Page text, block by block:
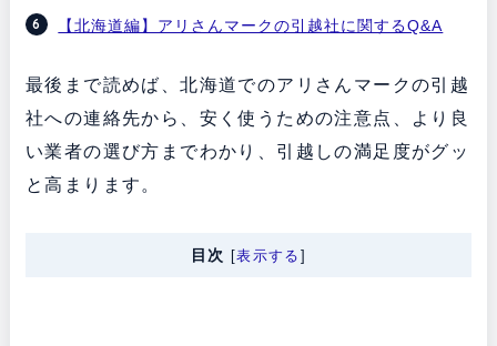
【北海道編】アリさんマークの引越社に関するQ&A
最後まで読めば、北海道でのアリさんマークの引越
社への連絡先から、安く使うための注意点、より良
い業者の選び方までわかり、引越しの満足度がグッ
と高まります。
目次 [表示する